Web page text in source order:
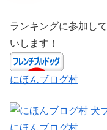
ランキングに参加し
いします！
にほんブログ村
にほんブログ村